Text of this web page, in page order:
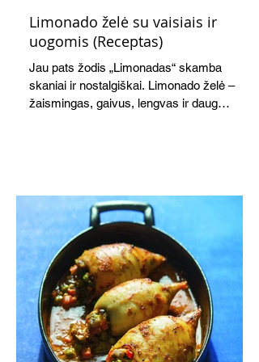
Limonado želė su vaisiais ir
uogomis (Receptas)
Jau pats žodis „Limonadas“ skamba
skaniai ir nostalgiškai. Limonado želė –
žaismingas, gaivus, lengvas ir daug